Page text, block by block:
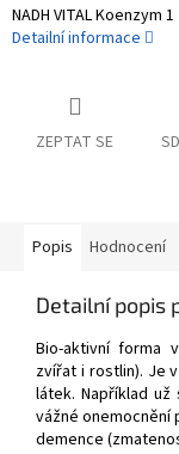
NADH VITAL Koenzym 1
Detailní informace
ZEPTAT SE
Popis Hodnocení
Detailní popis
Bio-aktivní forma
zvířat i rostlin). Je
látek. Například
vážné onemocnění
demence